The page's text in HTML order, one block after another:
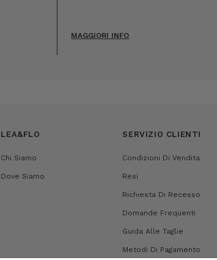
MAGGIORI INFO
LEA&FLO
Chi Siamo
Dove Siamo
SERVIZIO CLIENTI
Condizioni Di Vendita
Resi
Richiesta Di Recesso
Domande Frequenti
Guida Alle Taglie
Metodi Di Pagamento